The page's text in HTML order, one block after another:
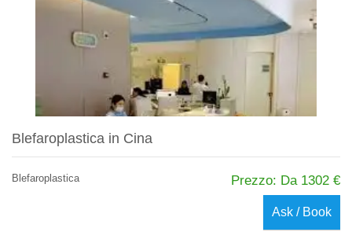
Blefaroplastica in Cina
Blefaroplastica Prezzo: Da 1302 €
Ask / Book